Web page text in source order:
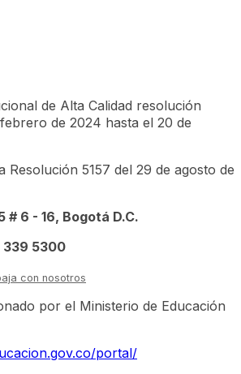
de Alta Calidad resolución
de 2024 hasta el 20 de
Resolución 5157 del 29 de agosto de
# 6 - 16, Bogotá D.C.
339 5300
con nosotros
por el Ministerio de Educación
portal/